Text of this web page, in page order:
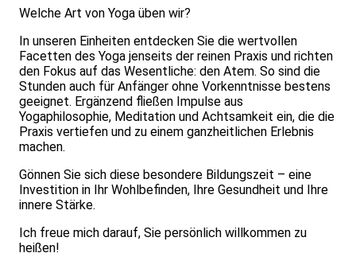
Welche Art von Yoga üben wir?
In unseren Einheiten entdecken Sie die wertvollen
Facetten des Yoga jenseits der reinen Praxis und richten
den Fokus auf das Wesentliche: den Atem. So sind die
Stunden auch für Anfänger ohne Vorkenntnisse bestens
geeignet. Ergänzend fließen Impulse aus
Yogaphilosophie, Meditation und Achtsamkeit ein, die die
Praxis vertiefen und zu einem ganzheitlichen Erlebnis
machen.
Gönnen Sie sich diese besondere Bildungszeit – eine
Investition in Ihr Wohlbefinden, Ihre Gesundheit und Ihre
innere Stärke.
Ich freue mich darauf, Sie persönlich willkommen zu
heißen!